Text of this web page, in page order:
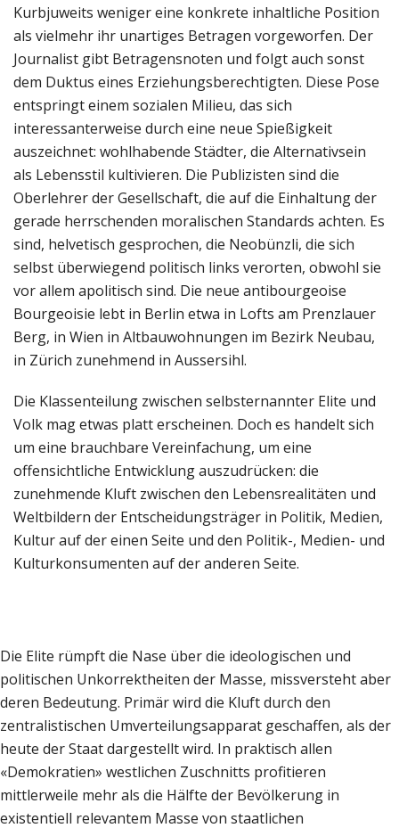
Kurbjuweits weniger eine konkrete inhaltliche Position
als vielmehr ihr unartiges Betragen vorgeworfen. Der
Journalist gibt Betragensnoten und folgt auch sonst
dem Duktus eines Erziehungsberechtigten. Diese Pose
entspringt einem sozialen Milieu, das sich
interessanterweise durch eine neue Spießigkeit
auszeichnet: wohlhabende Städter, die Alternativsein
als Lebensstil kultivieren. Die Publizisten sind die
Oberlehrer der Gesellschaft, die auf die Einhaltung der
gerade herrschenden moralischen Standards achten. Es
sind, helvetisch gesprochen, die Neobünzli, die sich
selbst überwiegend politisch links verorten, obwohl sie
vor allem apolitisch sind. Die neue antibourgeoise
Bourgeoisie lebt in Berlin etwa in Lofts am Prenzlauer
Berg, in Wien in Altbauwohnungen im Bezirk Neubau,
in Zürich zunehmend in Aussersihl.
Die Klassenteilung zwischen selbsternannter Elite und
Volk mag etwas platt erscheinen. Doch es handelt sich
um eine brauchbare Vereinfachung, um eine
offensichtliche Entwicklung auszudrücken: die
zunehmende Kluft zwischen den Lebensrealitäten und
Weltbildern der Entscheidungsträger in Politik, Medien,
Kultur auf der einen Seite und den Politik-, Medien- und
Kulturkonsumenten auf der anderen Seite.
Die Elite rümpft die Nase über die ideologischen und
politischen Unkorrektheiten der Masse, missversteht aber
deren Bedeutung. Primär wird die Kluft durch den
zentralistischen Umverteilungsapparat geschaffen, als der
heute der Staat dargestellt wird. In praktisch allen
«Demokratien» westlichen Zuschnitts profitieren
mittlerweile mehr als die Hälfte der Bevölkerung in
existentiell relevantem Masse von staatlichen